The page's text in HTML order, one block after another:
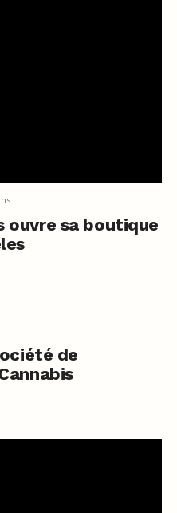
ouvre sa boutique
de